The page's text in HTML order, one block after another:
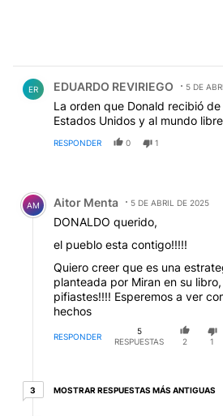
ER EDUARDO REVIRIEGO 5 DE
La orden que Donald recibió
Estados Unidos y al mundo
RESPONDER 0 1
Comentario de Aitor Menta.
AM Aitor Menta 5 DE ABRIL DE 2025
DONALDO querido,
el pueblo esta contigo!!!!!
Quiero creer que es una
planteada por Miran en su
pifiastes!!!! Esperemos a ver
hechos
RESPONDER
5
RESPUESTAS
2 1
33 respuestas más antiguas
MOSTRAR RESPUESTAS MÁS ANTIGUAS